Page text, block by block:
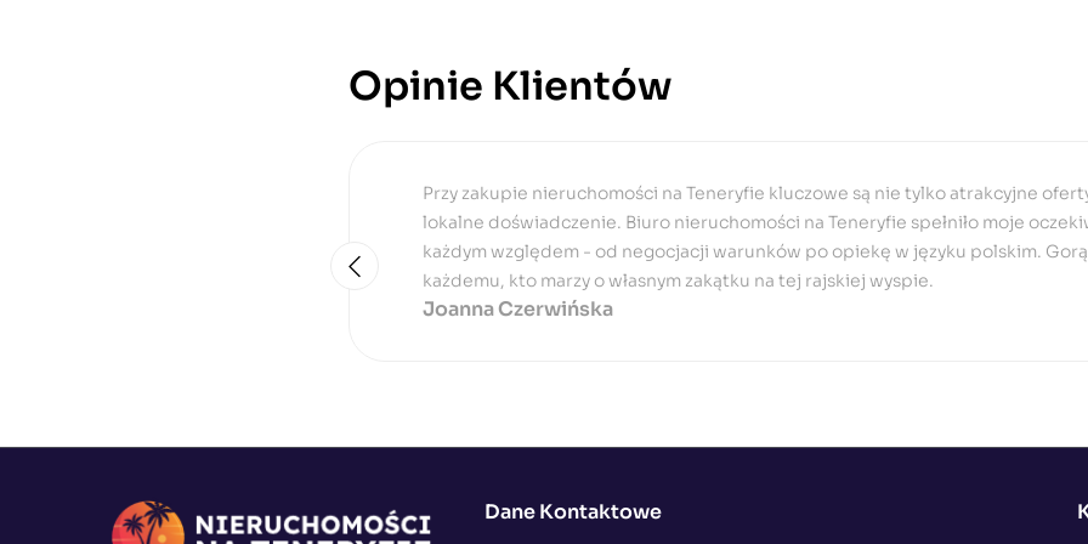
Opinie Klientów
Dla mnie, jako inwestora zagranicznego, kluczową kwestią było
nieruchomości na Teneryfie. Biuro to nie tylko pomogło mi w
także zapewniło kompleksowe wsparcie prawnicze i finansowe.
usługi każdemu, kto chce zainwestować w rajską wyspę!
Andrzej Kwiatkowski
Dane Kontaktowe